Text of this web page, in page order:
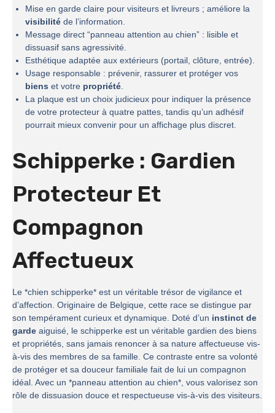
Mise en garde claire pour visiteurs et livreurs ; améliore la
visibilité de l’information.
Message direct “panneau attention au chien” : lisible et
dissuasif sans agressivité.
Esthétique adaptée aux extérieurs (portail, clôture, entrée).
Usage responsable : prévenir, rassurer et protéger vos
biens et votre propriété
La plaque est un choix judicieux pour indiquer la présence
de votre protecteur à quatre pattes, tandis qu’un adhésif
pourrait mieux convenir pour un affichage plus discret.
Schipperke : Gardien
Protecteur Et
Compagnon
Affectueux
Le *chien schipperke* est un véritable trésor de vigilance et
d’affection. Originaire de Belgique, cette race se distingue par
son tempérament curieux et dynamique. Doté d’un instinct de
garde aiguisé, le schipperke est un véritable gardien des biens
et propriétés, sans jamais renoncer à sa nature affectueuse vis-
à-vis des membres de sa famille. Ce contraste entre sa volonté
de protéger et sa douceur familiale fait de lui un compagnon
idéal. Avec un *panneau attention au chien*, vous valorisez son
rôle de dissuasion douce et respectueuse vis-à-vis des visiteurs.